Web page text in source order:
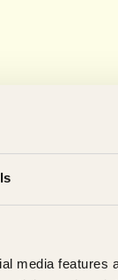
media features